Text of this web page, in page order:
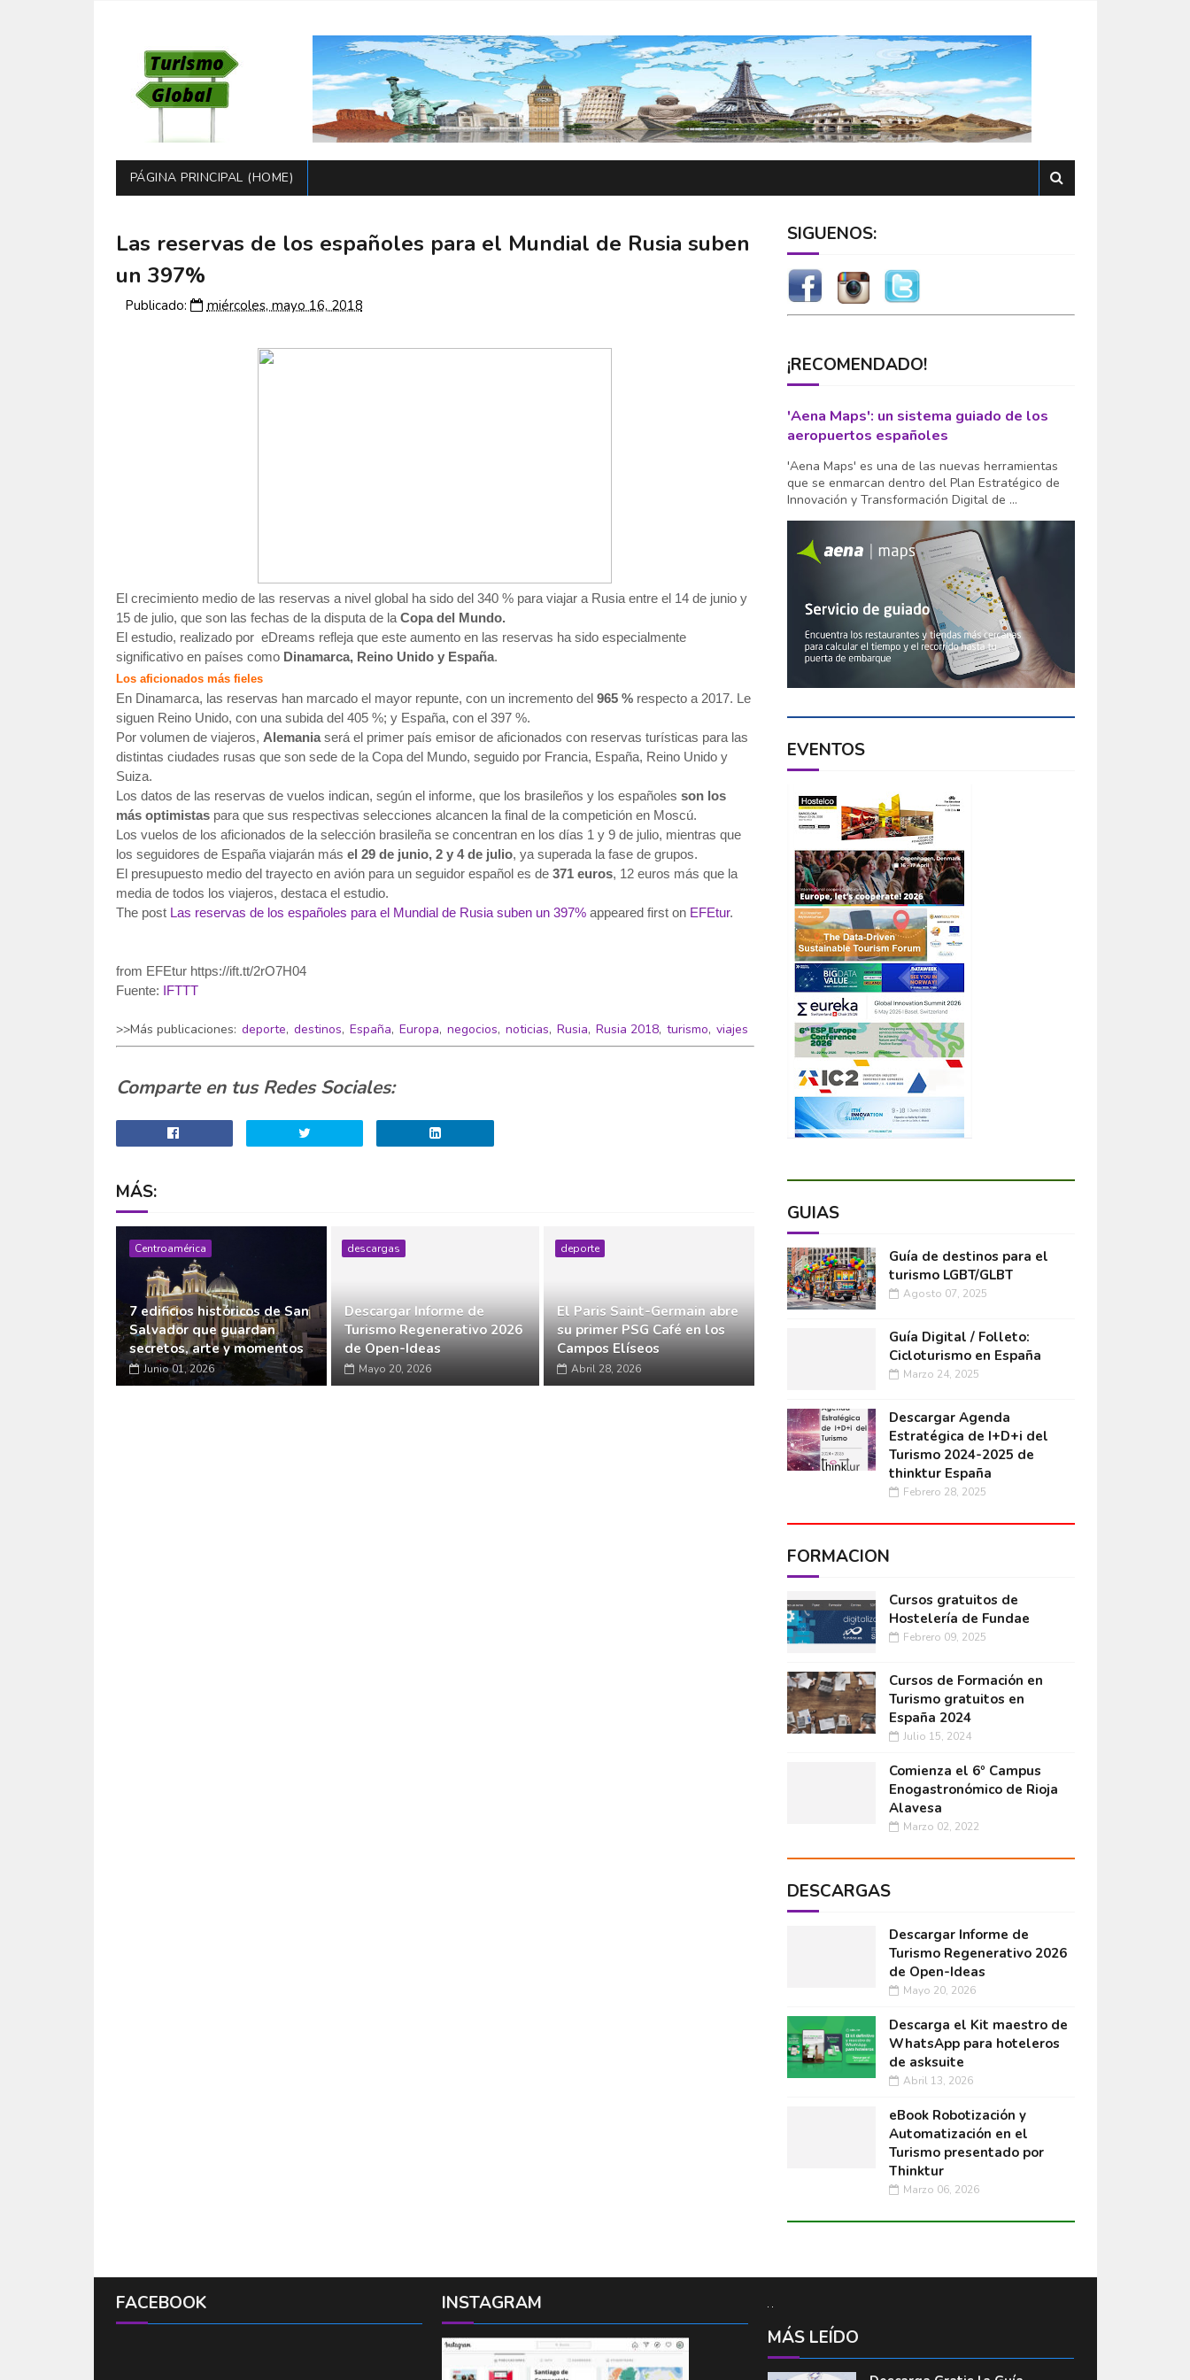
PÁGINA PRINCIPAL (HOME)
Las reservas de los españoles para el Mundial de Rusia suben
un 397%
Publicado: miércoles, mayo 16, 2018
El crecimiento medio de las reservas a nivel global ha sido del 340 % para viajar a Rusia entre el 14 de junio y
15 de julio, que son las fechas de la disputa de la Copa del Mundo.
El estudio, realizado por eDreams refleja que este aumento en las reservas ha sido especialmente
significativo en países como Dinamarca, Reino Unido y España.
Los aficionados más fieles
En Dinamarca, las reservas han marcado el mayor repunte, con un incremento del 965 %respecto a 2017. Le
siguen Reino Unido, con una subida del 405 %; y España, con el 397 %.
Por volumen de viajeros, Alemaniaserá el primer país emisor de aficionados con reservas turísticas para las
distintas ciudades rusas que son sede de la Copa del Mundo, seguido por Francia, España, Reino Unido y
Suiza.
Los datos de las reservas de vuelos indican, según el informe, que los brasileños y los españoles son los
más optimistaspara que sus respectivas selecciones alcancen la final de la competición en Moscú.
Los vuelos de los aficionados de la selección brasileña se concentran en los días 1 y 9 de julio, mientras que
los seguidores de España viajarán más el 29 de junio, 2 y 4 de julio, ya superada la fase de grupos.
El presupuesto medio del trayecto en avión para un seguidor español es de 371 euros, 12 euros más que la
media de todos los viajeros, destaca el estudio.
The post Las reservas de los españoles para el Mundial de Rusia suben un 397%appeared first on EFEtur.
from EFEtur https://ift.tt/2rO7H04
Fuente: IFTTT
>>Más publicaciones: deporte, destinos, España, Europa, negocios, noticias, Rusia, Rusia 2018, turismo, viajes
Comparte en tus Redes Sociales:
MÁS:
Centroamérica
7 edificios históricos de San
Salvador que guardan
secretos, arte y momentos
Junio 01, 2026
descargas
Descargar Informe de
Turismo Regenerativo 2026
de Open-Ideas
Mayo 20, 2026
deporte
El Paris Saint-Germain abre
su primer PSG Café en los
Campos Elíseos
Abril 28, 2026
SÍGUENOS:
¡RECOMENDADO!
'Aena Maps': un sistema guiado de los
aeropuertos españoles
'Aena Maps' es una de las nuevas herramientas
que se enmarcan dentro del Plan Estratégico de
Innovación y Transformación Digital de ...
EVENTOS
GUÍAS
Guía de destinos para el
turismo LGBT/GLBT
Agosto 07, 2025
Guía Digital / Folleto:
Cicloturismo en España
Marzo 24, 2025
Descargar Agenda
Estratégica de I+D+i del
Turismo 2024-2025 de
thinktur España
Febrero 28, 2025
FORMACIÓN
Cursos gratuitos de
Hostelería de Fundae
Febrero 09, 2025
Cursos de Formación en
Turismo gratuitos en
España 2024
Julio 15, 2024
Comienza el 6º Campus
Enogastronómico de Rioja
Alavesa
Marzo 02, 2022
DESCARGAS
Descargar Informe de
Turismo Regenerativo 2026
de Open-Ideas
Mayo 20, 2026
Descarga el Kit maestro de
WhatsApp para hoteleros
de asksuite
Abril 13, 2026
eBook Robotización y
Automatización en el
Turismo presentado por
Thinktur
Marzo 06, 2026
FACEBOOK
INSTAGRAM
MÁS LEÍDO